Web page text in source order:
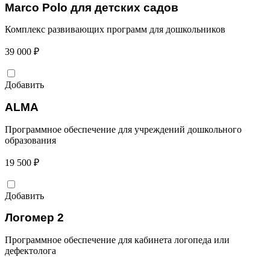
Marco Polo для детских садов
Комплекс развивающих программ для дошкольников
39 000 ₽
Добавить
ALMA
Программное обеспечение для учреждений дошкольного
образования
19 500 ₽
Добавить
Логомер 2
Программное обеспечение для кабинета логопеда или
дефектолога